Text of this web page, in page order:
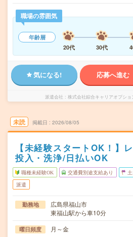
職場の雰囲気
年齢層
20代
30代
気になる! 応募へ進む
派遣会社 株式会社綜合キャリアオプシ
未読 掲載日 2026/08/05
【未経験スタートOK！】
投入・洗浄/日払いOK
職種未経験OK 交通費別途支給あり
派遣
勤務地
広島県福山市
東福山駅から車10分
曜日頻度 月～金